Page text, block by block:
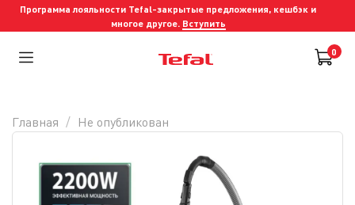
Программа лояльности Tefal-закрытые предложения, кешбэк и
многое другое. Вступить
0
Главная Не опубликован